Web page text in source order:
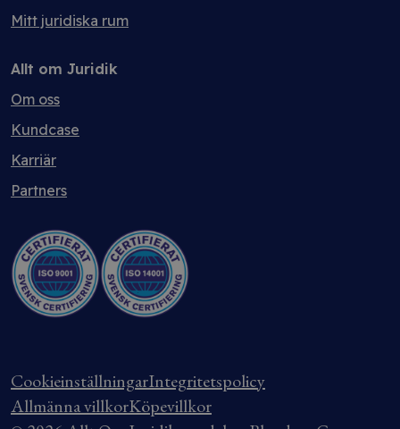
Mitt juridiska rum
Allt om Juridik
Om oss
Kundcase
Karriär
Partners
CookieinställningarIntegritetspolicy
Allmänna villkorKöpevillkor